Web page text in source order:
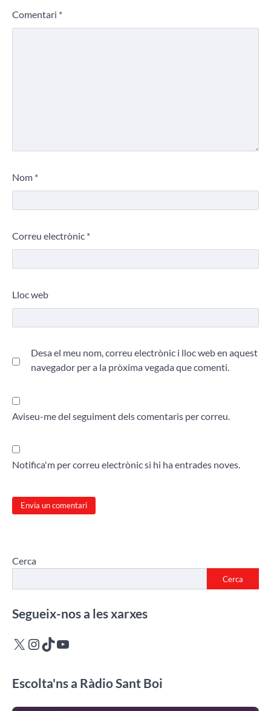
Comentari *
Nom *
Correu electrònic *
Lloc web
Desa el meu nom, correu electrònic i lloc web en aquest
navegador per a la pròxima vegada que comenti.
Aviseu-me del seguiment dels comentaris per correu.
Notifica'm per correu electrònic si hi ha entrades noves.
Cerca
Cerca
Segueix-nos a les xarxes
X Instagram
TikTokYouTube
Escolta'ns a Ràdio Sant Boi